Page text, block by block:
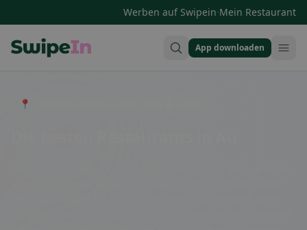
Werben auf Swipein·Mein Restaurant
App downloaden
📍 Entdecke Restaurants, Bars & Cafés